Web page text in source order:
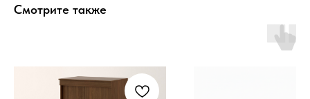
Смотрите также